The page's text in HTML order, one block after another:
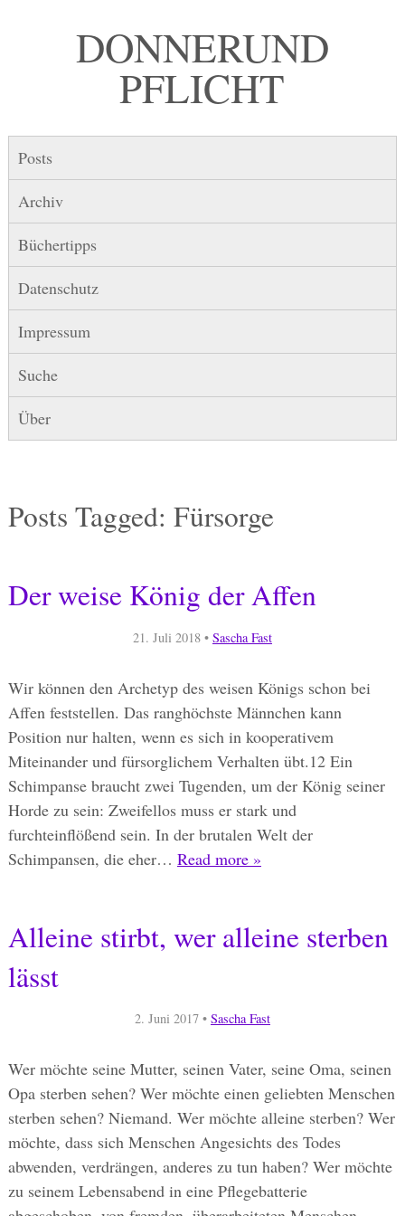
DONNER UND
PFLICHT
Posts
Archiv
Büchertipps
Datenschutz
Impressum
Suche
Über
Posts Tagged: Fürsorge
Der weise König der Affen
21. Juli 2018• Sascha Fast
Wir können den Archetyp des weisen Königs schon bei
Affen feststellen. Das ranghöchste Männchen kann
Position nur halten, wenn es sich in kooperativem
Miteinander und fürsorglichem Verhalten übt.12 Ein
Schimpanse braucht zwei Tugenden, um der König seiner
Horde zu sein: Zweifellos muss er stark und
furchteinflößend sein. In der brutalen Welt der
Schimpansen, die eher… Read more »
Alleine stirbt, wer alleine sterben
lässt
2. Juni 2017• Sascha Fast
Wer möchte seine Mutter, seinen Vater, seine Oma, seinen
Opa sterben sehen? Wer möchte einen geliebten Menschen
sterben sehen? Niemand. Wer möchte alleine sterben? Wer
möchte, dass sich Menschen Angesichts des Todes
abwenden, verdrängen, anderes zu tun haben? Wer möchte
zu seinem Lebensabend in eine Pflegebatterie